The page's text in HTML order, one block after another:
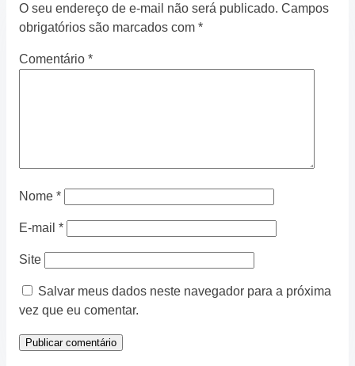
O seu endereço de e-mail não será publicado. Campos
obrigatórios são marcados com *
Comentário *
Nome *
E-mail *
Site
Salvar meus dados neste navegador para a próxima
vez que eu comentar.